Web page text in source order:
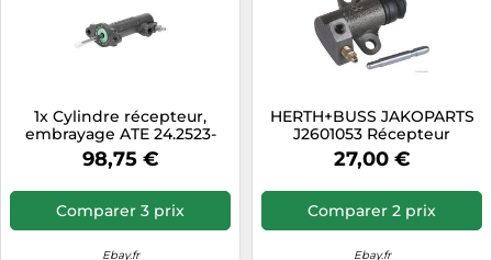
1x Cylindre récepteur,
embrayage ATE 24.2523-
0908.3 convient pour SEAT
VAG
98,75 €
Comparer 3 prix
Ebay.fr
HERTH+BUSS JAKOPARTS
J2601053 Récepteur
d'embrayage
27,00 €
Comparer 2 prix
Ebay.fr